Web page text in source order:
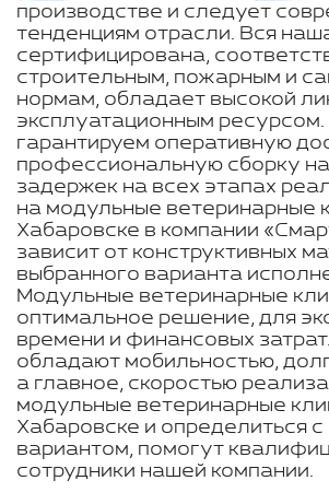
производстве и следует
тенденциям отрасли. Вся
сертифицирована,
строительным, пожарным и
нормам, обладает высокой
эксплуатационным
гарантируем оперативную
профессиональную сборку
задержек на всех этапах
на модульные ветеринарные
Хабаровске в компании
зависит от конструктивных
выбранного варианта
Модульные ветеринарные
оптимальное решение, для
времени и финансовых
обладают мобильностью,
а главное, скоростью
модульные ветеринарные
Хабаровске и определиться
вариантом, помогут
сотрудники нашей компании.